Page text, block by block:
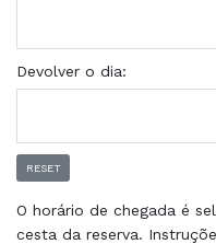
Devolver o dia:
RESET
O horário de chegada é
cesta da reserva.